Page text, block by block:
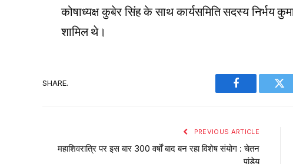
कोषाध्यक्ष कुबेर सिंह के साथ कार्यसमिति सदस्य निर्भय
शामिल थे।
SHARE.
Facebook
PREVIOUS ARTICLE
महाशिवरात्रि पर इस बार 300 वर्षों बाद बन रहा विशेष संयोग : चेतन
पांडेय